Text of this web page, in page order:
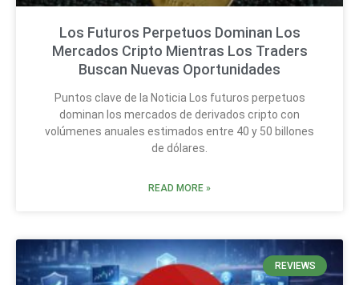
Los Futuros Perpetuos Dominan Los
Mercados Cripto Mientras Los Traders
Buscan Nuevas Oportunidades
Puntos clave de la Noticia Los futuros perpetuos
dominan los mercados de derivados cripto con
volúmenes anuales estimados entre 40 y 50 billones
de dólares.
READ MORE »
REVIEWS